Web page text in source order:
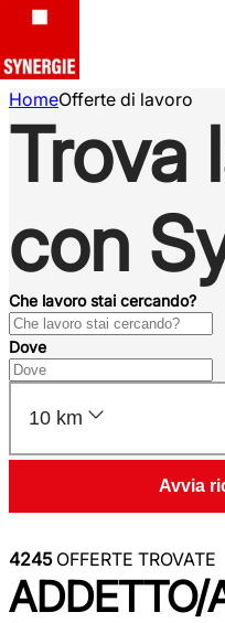
HomeOfferte di lavoro
Trova
con
Che lavoro stai cercando?
Dove
10 km
Avvia
4245OFFERTE TROVATE
ADDETTO/